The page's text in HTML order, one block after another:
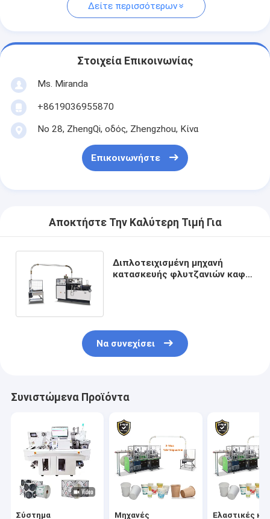
Δείτε περισσότερων
Στοιχεία Επικοινωνίας
Ms. Miranda
+8619036955870
Νο 28, ZhengQi, οδός, Zhengzhou, Κίνα
Επικοινωνήστε
Αποκτήστε Την Καλύτερη Τιμή Για
Διπλοτειχισμένη μηχανή
κατασκευής φλυτζανιών καφέ
Να συνεχίσει
Συνιστώμενα Προϊόντα
Σύστημα Μηχανές Ελαστικές και